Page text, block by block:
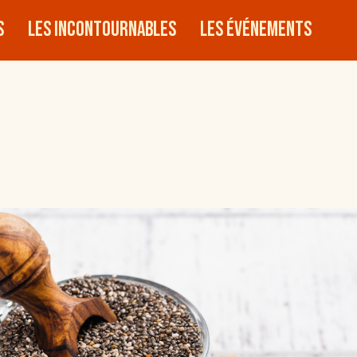
Les incontournables Les événements